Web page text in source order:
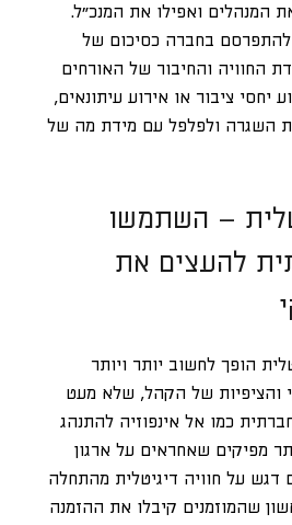
המנהלים ואפילו את המנכ”ל.
להתפרסם בחברה כסיכום של
החוויה והחיבור של האורחים
יחסי ציבור או אירוע עיתונאים,
השגרה ולפלפל עם מידת מה של
– השתמשו
להעצים את
הופך לחשוב יותר ויותר
והציפיות של הקהל, שלא מעט
כמו אל אינפוזיה להתנהג
מפיקים שאחראים על ארגון
דגש על חוויה דיגיטלית מהתחלה
שהמוזמנים קיבלו את ההזמנה